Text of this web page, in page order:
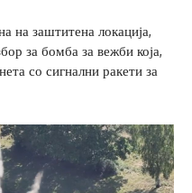
на заштитена локација,
за бомба за вежби која,
со сигнални ракети за